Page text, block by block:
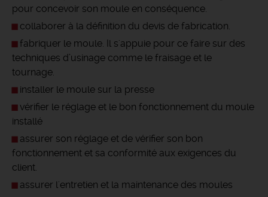
pour concevoir son moule en conséquence.
collaborer à la définition du devis de fabrication.
fabriquer le moule. Il s'appuie pour ce faire sur des
techniques d’usinage comme le fraisage et le
tournage.
installer le moule sur la presse
vérifier le réglage et le bon fonctionnement du moule
installé
assurer son réglage et de vérifier son bon
fonctionnement et sa conformité aux exigences du
client.
assurer l'entretien et la maintenance des moules